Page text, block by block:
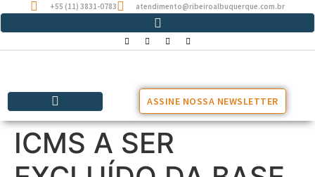
+55 (11) 3831-0783 atendimento@ribeiroalbuquerque.com.br
ASSINE NOSSA NEWSLETTER
ICMS A SER